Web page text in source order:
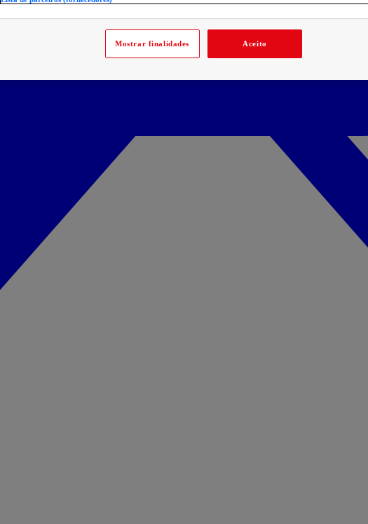
Mostrar finalidades Aceito